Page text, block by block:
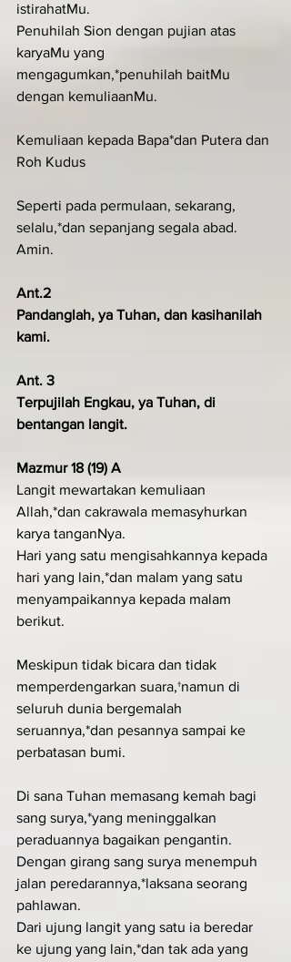
istirahatMu.
Penuhilah Sion dengan pujian atas
karyaMu yang
mengagumkan,*penuhilah baitMu
dengan kemuliaanMu.
Kemuliaan kepada Bapa*dan Putera dan
Roh Kudus
Seperti pada permulaan, sekarang,
selalu,*dan sepanjang segala abad.
Amin.
Ant.2
Pandanglah, ya Tuhan, dan kasihanilah
kami.
Ant. 3
Terpujilah Engkau, ya Tuhan, di
bentangan langit.
Mazmur 18 (19) A
Langit mewartakan kemuliaan
Allah,*dan cakrawala memasyhurkan
karya tanganNya.
Hari yang satu mengisahkannya kepada
hari yang lain,*dan malam yang satu
menyampaikannya kepada malam
berikut.
Meskipun tidak bicara dan tidak
memperdengarkan suara,†namun di
seluruh dunia bergemalah
seruannya,*dan pesannya sampai ke
perbatasan bumi.
Di sana Tuhan memasang kemah bagi
sang surya,*yang meninggalkan
peraduannya bagaikan pengantin.
Dengan girang sang surya menempuh
jalan peredarannya,*laksana seorang
pahlawan.
Dari ujung langit yang satu ia beredar
ke ujung yang lain,*dan tak ada yang